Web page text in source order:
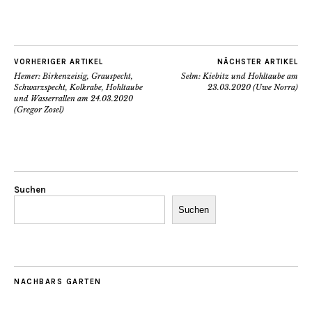
VORHERIGER ARTIKEL
Hemer: Birkenzeisig, Grauspecht,
Schwarzspecht, Kolkrabe, Hohltaube
und Wasserrallen am 24.03.2020
(Gregor Zosel)
NÄCHSTER ARTIKEL
Selm: Kiebitz und Hohltaube am
23.03.2020 (Uwe Norra)
Suchen
Suchen
NACHBARS GARTEN